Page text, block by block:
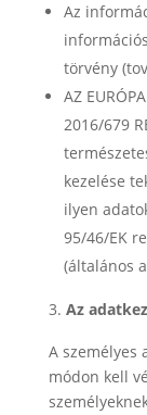
Az
törvény
AZ
2016/679
kezelése
ilyen
95/46/EK
(általános
Az
A személyes
módon kell